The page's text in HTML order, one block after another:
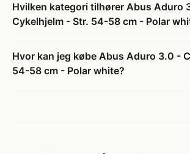
Hvilken kategori tilhører Abus Aduro
Cykelhjelm - Str. 54-58 cm - Polar
Hvor kan jeg købe Abus Aduro 3.0 -
54-58 cm - Polar white?